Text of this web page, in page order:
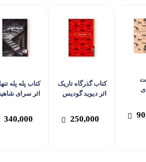
کتاب گذرگاه تاریک
اثر دیوید گودیس
250,000
کتاب پله پله
اثر سرای
340,000